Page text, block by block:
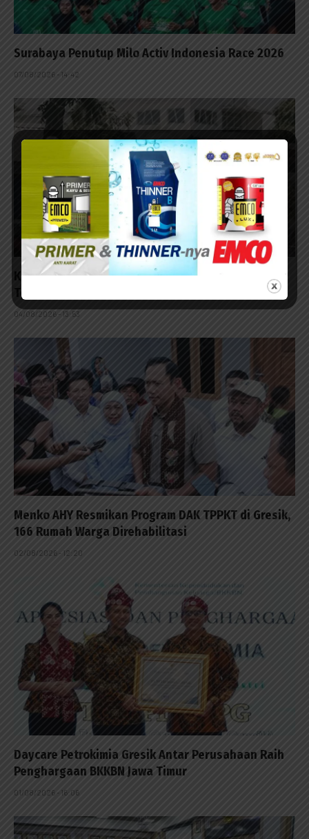
Surabaya Penutup Milo Activ Indonesia Race 2026
07/08/2026 - 14:42
Kontraktor Diminta Tanggung Biayai Warga
Terpleset
04/08/2026 - 13:53
Menko AHY Resmikan Program DAK TPPKT di Gresik,
166 Rumah Warga Direhabilitasi
02/08/2026 - 12:20
Daycare Petrokimia Gresik Antar Perusahaan Raih
Penghargaan BKKBN Jawa Timur
01/08/2026 - 16:06